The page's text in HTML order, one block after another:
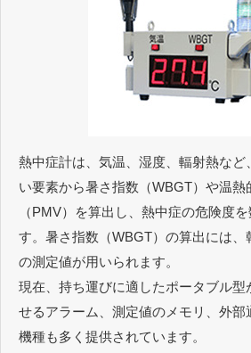
熱中症計は、気温、湿度、輻射熱など
い要素から暑さ指数（WBGT）や温熱
（PMV）を算出し、熱中症の危険度
す。暑さ指数（WBGT）の算出には
の測定値が用いられます。
現在、持ち運びに適したポータブル型
せるアラーム、測定値のメモリ、外部
機種も多く提供されています。